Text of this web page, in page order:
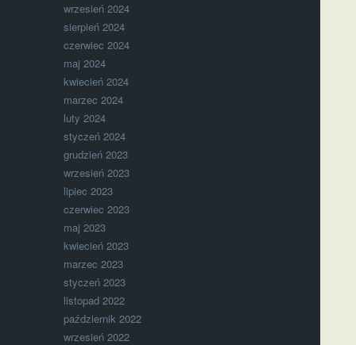
wrzesień 2024
sierpień 2024
czerwiec 2024
maj 2024
kwiecień 2024
marzec 2024
luty 2024
styczeń 2024
grudzień 2023
wrzesień 2023
lipiec 2023
czerwiec 2023
maj 2023
kwiecień 2023
marzec 2023
styczeń 2023
listopad 2022
październik 2022
wrzesień 2022